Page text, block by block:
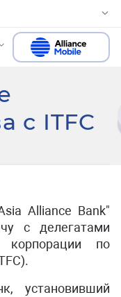
с ITFC
Alliance Bank"
с делегатами
корпорации по
установивший